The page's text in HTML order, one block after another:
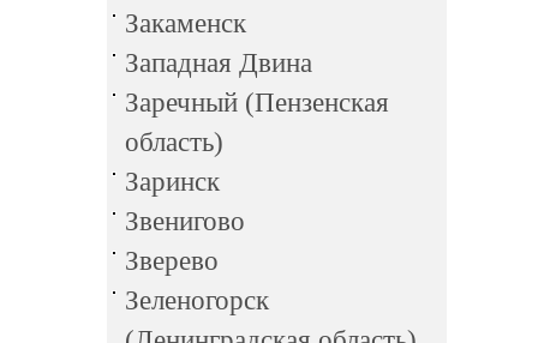
Закаменск
Западная Двина
Заречный (Пензенская
область)
Заринск
Звенигово
Зверево
Зеленогорск